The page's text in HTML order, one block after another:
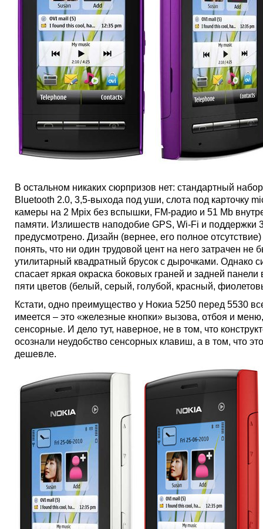
В остальном никаких сюрпризов нет: стандартный
Bluetooth 2.0, 3,5-выхода под уши, слота под карточку
камеры на 2 Mpix без вспышки, FM-радио и 51 Mb
памяти. Излишеств наподобие GPS, Wi-Fi и поддержки
предусмотрено. Дизайн (вернее, его полное
понять, что ни один трудовой цент на него затрачен не
утилитарный квадратный брусок с дырочками. Однако
спасает яркая окраска боковых граней и задней панели
пяти цветов (белый, серый, голубой, красный,
Кстати, одно преимущество у Нокиа 5250 перед 5530
имеется – это «железные кнопки» вызова, отбоя и
сенсорные. И дело тут, наверное, не в том, что
осознали неудобство сенсорных клавиш, а в том, что
дешевле.